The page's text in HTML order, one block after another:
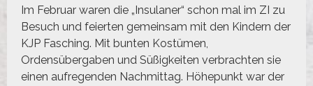
Im Februar waren die „Insulaner“ schon mal im ZI zu
Besuch und feierten gemeinsam mit den Kindern der
KJP Fasching. Mit bunten Kostümen,
Ordensübergaben und Süßigkeiten verbrachten sie
einen aufregenden Nachmittag. Höhepunkt war der